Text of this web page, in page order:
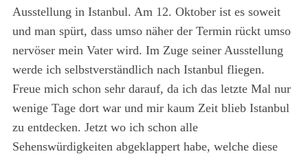
Ausstellung in Istanbul. Am 12. Oktober ist es soweit
und man spürt, dass umso näher der Termin rückt umso
nervöser mein Vater wird. Im Zuge seiner Ausstellung
werde ich selbstverständlich nach Istanbul fliegen.
Freue mich schon sehr darauf, da ich das letzte Mal nur
wenige Tage dort war und mir kaum Zeit blieb Istanbul
zu entdecken. Jetzt wo ich schon alle
Sehenswürdigkeiten abgeklappert habe, welche diese